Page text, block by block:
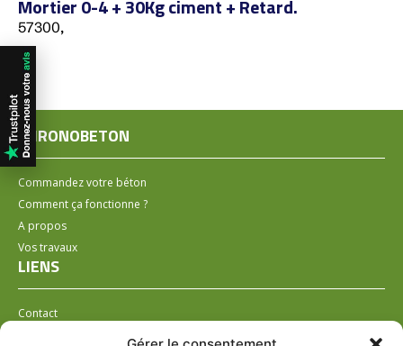
Mortier 0-4 + 30Kg ciment + Retard.
57300,
CHRONOBETON
Commandez votre béton
Comment ça fonctionne ?
A propos
Vos travaux
LIENS
Contact